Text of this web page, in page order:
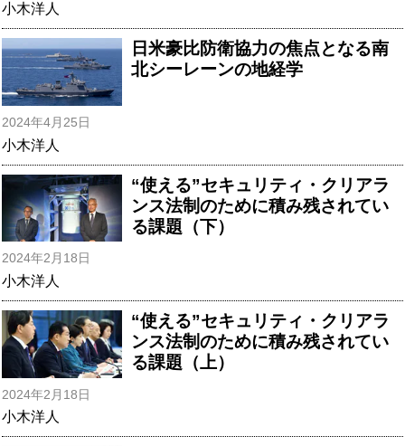
小木洋人
日米豪比防衛協力の焦点となる南
北シーレーンの地経学
2024年4月25日
小木洋人
“使える”セキュリティ・クリアラ
ンス法制のために積み残されてい
る課題（下）
2024年2月18日
小木洋人
“使える”セキュリティ・クリアラ
ンス法制のために積み残されてい
る課題（上）
2024年2月18日
小木洋人